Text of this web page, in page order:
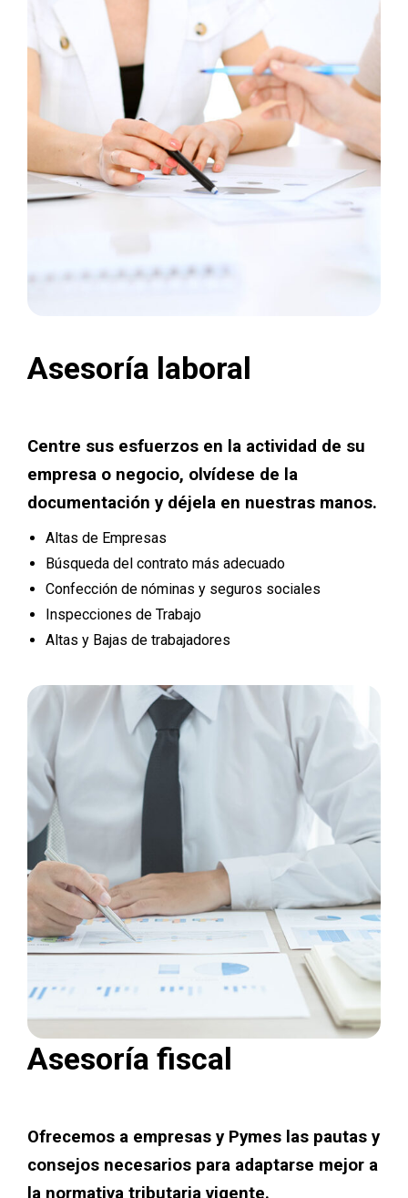
Asesoría laboral
Centre sus esfuerzos en la actividad de su
empresa o negocio, olvídese de la
documentación y déjela en nuestras manos.
Altas de Empresas
Búsqueda del contrato más adecuado
Confección de nóminas y seguros sociales
Inspecciones de Trabajo
Altas y Bajas de trabajadores
Asesoría fiscal
Ofrecemos a empresas y Pymes las pautas y
consejos necesarios para adaptarse mejor a
la normativa tributaria vigente.